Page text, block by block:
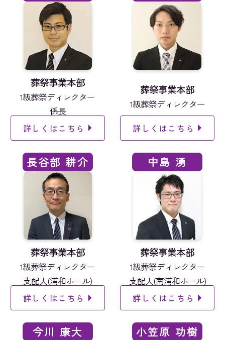
葬祭事業本部
1級葬祭ディレクター
係長
詳しくはこちら
葬祭事業本部
1級葬祭ディレクター
詳しくはこちら
長谷部 耕介
葬祭事業本部
1級葬祭ディレクター
支配人(浦和ホール)
詳しくはこちら
中島 湧
葬祭事業本部
1級葬祭ディレクター
支配人(南浦和ホール)
詳しくはこちら
今川 康大 小笠原 功樹